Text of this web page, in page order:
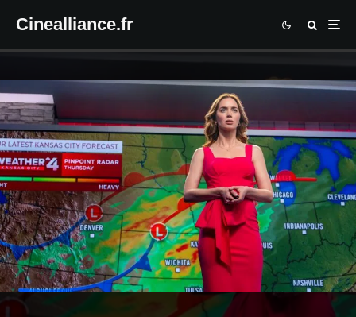
Cinealliance.fr